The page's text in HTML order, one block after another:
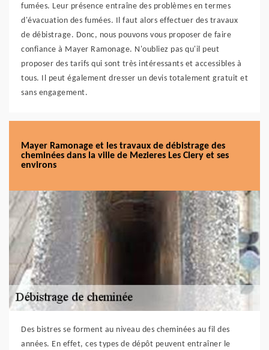
fumées. Leur présence entraîne des problèmes en termes
d'évacuation des fumées. Il faut alors effectuer des travaux
de débistrage. Donc, nous pouvons vous proposer de faire
confiance à Mayer Ramonage. N'oubliez pas qu'il peut
proposer des tarifs qui sont très intéressants et accessibles à
tous. Il peut également dresser un devis totalement gratuit et
sans engagement.
Mayer Ramonage et les travaux de débistrage des
cheminées dans la ville de Mezieres Les Clery et ses
environs
Des bistres se forment au niveau des cheminées au fil des
années. En effet, ces types de dépôt peuvent entraîner le